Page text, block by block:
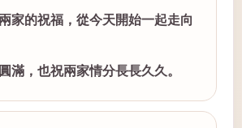
家的祝福，從今天開始一起走向
滿，也祝兩家情分長長久久。